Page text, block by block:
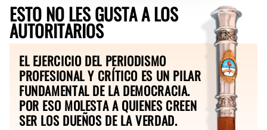
ESTO NO LES GUSTA A LOS
AUTORITARIOS
EL EJERCICIO DEL PERIODISMO
PROFESIONAL Y CRÍTICO ES UN PILAR
FUNDAMENTAL DE LA DEMOCRACIA.
POR ESO MOLESTA A QUIENES CREEN
SER LOS DUEÑOS DE LA VERDAD.